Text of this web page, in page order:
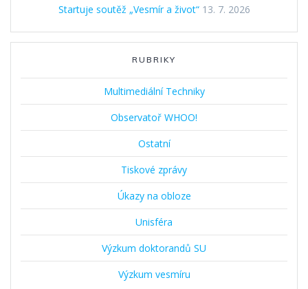
Startuje soutěž „Vesmír a život“ 13. 7. 2026
RUBRIKY
Multimediální Techniky
Observatoř WHOO!
Ostatní
Tiskové zprávy
Úkazy na obloze
Unisféra
Výzkum doktorandů SU
Výzkum vesmíru